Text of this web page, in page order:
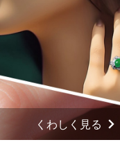
くわしく見る